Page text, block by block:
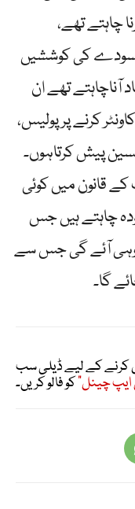
چاہتے تھے،
کی کوششیں
آناچاہتے تھے ان
کرنے پر پولیس،
پیش کرتاہوں۔
کے قانون میں کوئی
چاہتے ہیں جس
وہی آئے گی جس سے
گا۔
کرنے کے لیے ڈیلی سب
چینل"کو فالو کریں۔